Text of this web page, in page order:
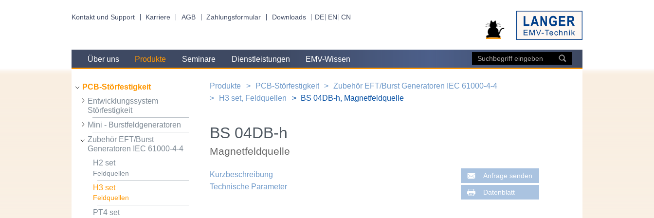
Kontakt und Support Karriere AGB Zahlungsformular Downloads DE EN CN
Über uns Produkte Seminare Dienstleistungen EMV-Wissen
PCB-Störfestigkeit
Entwicklungssystem
Störfestigkeit
Mini - Burstfeldgeneratoren
Zubehör EFT/Burst
Generatoren IEC 61000-4-4
H2 set
Feldquellen
H3 set
Feldquellen
PT4 set
Produkte PCB-Störfestigkeit
Zubehör EFT/Burst Generatoren IEC 61000-4-4
H3 set, Feldquellen
BS 04DB-h, Magnetfeldquelle
BS 04DB-h
Magnetfeldquelle
Kurzbeschreibung
Technische Parameter
Anfrage senden
Datenblatt